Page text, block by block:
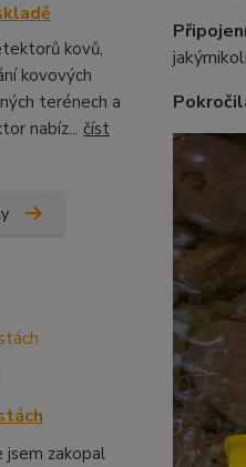
kovů,
kovových
terénech a
nabíz... číst
jsem zakopal